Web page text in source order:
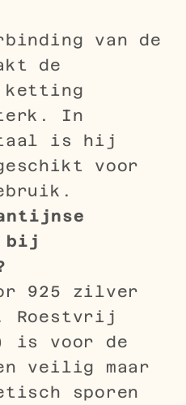
van de
de
ketting
In
is hij
voor
bij
925 zilver
Roestvrij
is voor de
veilig maar
sporen